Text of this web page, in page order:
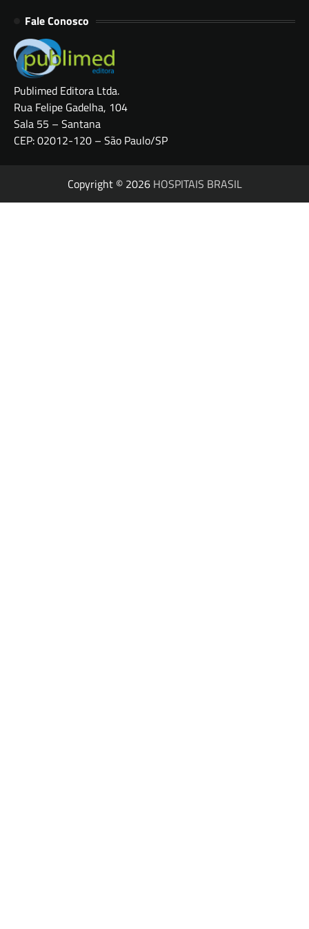
Fale Conosco
Publimed Editora Ltda.
Rua Felipe Gadelha, 104
Sala 55 – Santana
CEP: 02012-120 – São Paulo/SP
Copyright © 2026 HOSPITAIS BRASIL